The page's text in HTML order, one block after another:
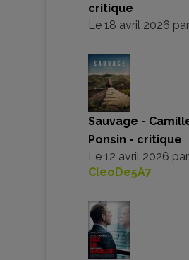
critique
Le 18 avril 2026 par
Sauvage -
Ponsin - critique
Le 12 avril 2026 par
CleoDe5A7